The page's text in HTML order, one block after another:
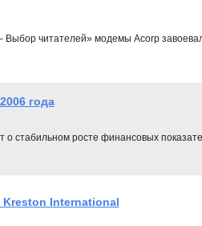
Выбор читателей» модемы Acorp
года
о стабильном росте финансовых
Kreston International